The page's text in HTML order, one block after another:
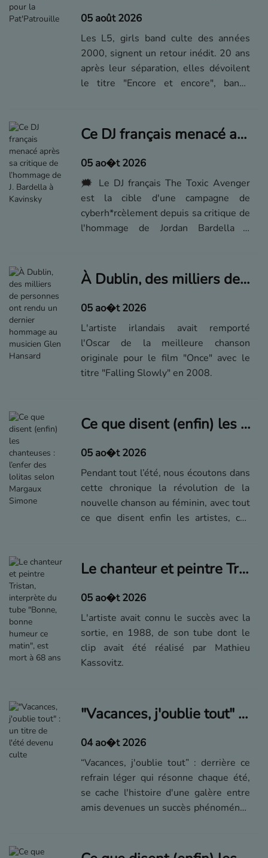
05 août 2026
Les L5, girls band culte des années
2000, signent un retour inédit. 20 ans
après leur séparation, elles dévoilent
le titre "Encore et encore", bande
Ce DJ français menacé après sa critique de l’hommage de J. Bardella à Kavinsky
05 ao�t 2026
🗯️ Le DJ français The Toxic Avenger
est la cible d'une campagne de
cyberh*rcèlement depuis sa critique de
l'hommage de Jordan Bardella à
À Dublin, des milliers de personnes ont rendu un dernier hommage au musicien Glen Hansard
05 ao�t 2026
L'artiste irlandais avait remporté
l'Oscar de la meilleure chanson
originale pour le film "Once" avec le
titre "Falling Slowly" en 2008.
Ce que disent (enfin) les chanteuses : l’enfer des lolitas selon Margaux Simone
05 ao�t 2026
Pendant tout l’été, nous écoutons dans
cette chronique la révolution de la
nouvelle chanson au féminin, avec tout
ce que disent enfin les artistes, ces
Le chanteur et peintre Tristan, interprète du tube "Bonne, bonne humeur ce matin", est mort à 68 ans
05 ao�t 2026
L'artiste avait connu le succès avec la
sortie, en 1988, de son tube dont le
clip avait été réalisé par Mathieu
Kassovitz.
"Vacances, j'oublie tout" : un titre de l'été devenu culte
04 ao�t 2026
“Vacances, j'oublie tout” : derrière ce
refrain léger qui résonne chaque été,
se cache l'histoire d'une galère entre
amis devenues un succès phénoménal.
en tube culte ?